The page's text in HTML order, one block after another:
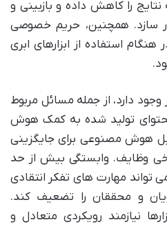
را کاهش داده و بازبینی و
سازد. همچنین، حریم خصوصی
استفاده از ابزارهای ابری
وجود دارد، از جمله مسائل مربوط
تولید شده به کمک هوش
هوش مصنوعی برای جایگزینی
وظایف. وابستگی بیش از حد
مهارت های تفکر انتقادی
و محققان را تضعیف کند.
نیازمند رویکردی متعادل و